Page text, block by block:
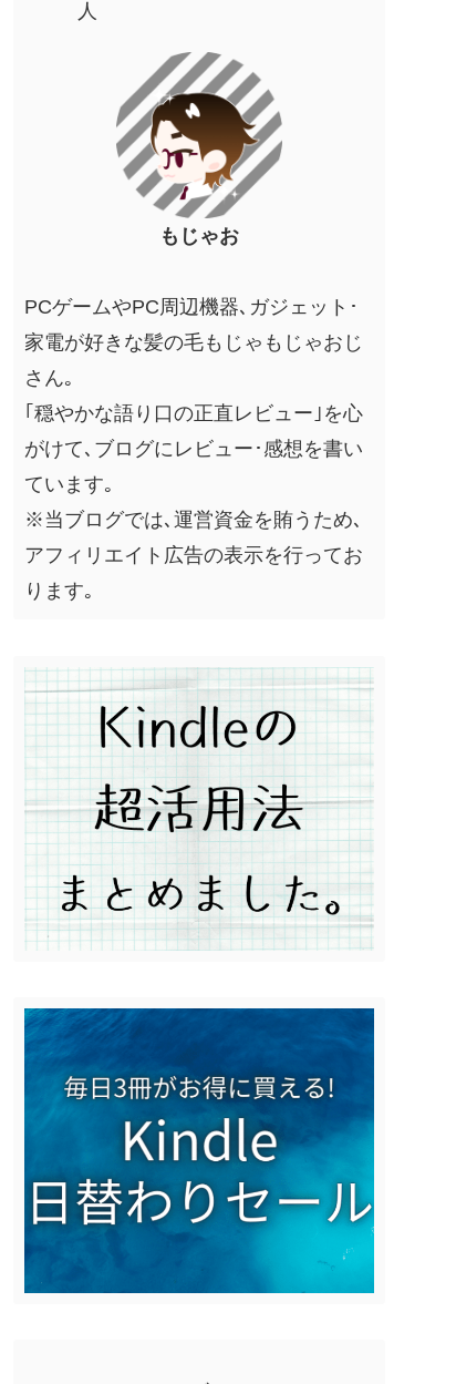
人
もじゃお
PCゲームやPC周辺機器､ガジェット･
家電が好きな髪の毛もじゃもじゃおじ
さん｡
｢穏やかな語り口の正直レビュー｣を心
がけて､ブログにレビュー･感想を書い
ています｡
※当ブログでは､運営資金を賄うため､
アフィリエイト広告の表示を行ってお
ります｡